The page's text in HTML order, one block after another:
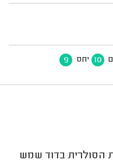
10 יחס 9
הסולרית בדוד שמש